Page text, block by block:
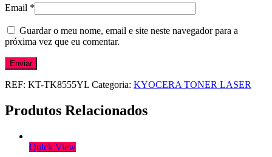
Email *
Guardar o meu nome, email e site neste navegador para a
próxima vez que eu comentar.
REF: KT-TK8555YL Categoria: KYOCERA TONER LASER
Produtos Relacionados
Quick View